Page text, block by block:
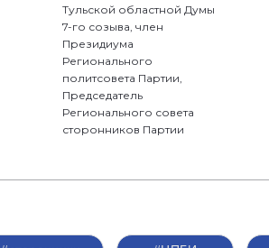
Тульской областной Думы
7-го созыва, член
Президиума
Регионального
политсовета Партии,
Председатель
Регионального совета
сторонников Партии